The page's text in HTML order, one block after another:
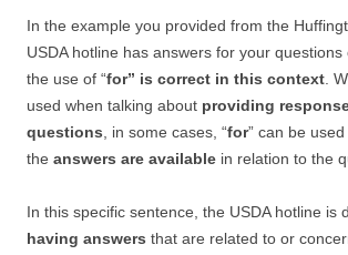
In the example you provided from the
USDA hotline has answers for your questions
the use of “for” is correct in this context .
used when talking about providing
questions , in some cases, “for” can be
the answers are available in relation to the
In this specific sentence, the USDA hotline is
having answers that are related to or